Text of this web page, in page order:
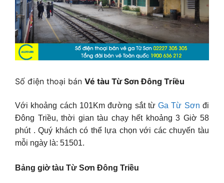
Số điện thoại bán Vé tàu Từ Sơn Ðông Triều
Với khoảng cách 101Km đường sắt từGa Từ Sơn đi
Ðông Triều, thời gian tàu chạy hết khoảng 3 Giờ 58
phút . Quý khách có thể lựa chọn với các chuyến tàu
mỗi ngày là: 51501.
Bảng giờ tàu Từ Sơn Ðông Triều